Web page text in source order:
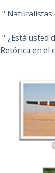
" Naturalistas
" ¿Está usted
Retórica en el